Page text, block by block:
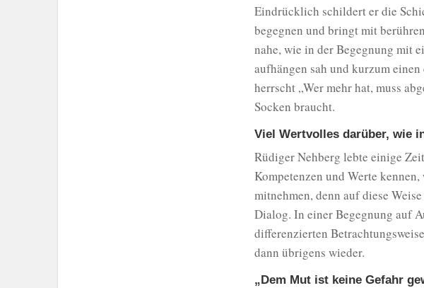
Eindrücklich schildert er die
begegnen und bringt mit
nahe, wie in der Begegnung mit
aufhängen sah und kurzum
herrscht „Wer mehr hat, muss
Socken braucht.
Viel Wertvolles darüber, wie
Rüdiger Nehberg lebte einige
Kompetenzen und Werte
mitnehmen, denn auf diese
Dialog. In einer Begegnung auf
differenzierten
dann übrigens wieder.
„Dem Mut ist keine Gefahr